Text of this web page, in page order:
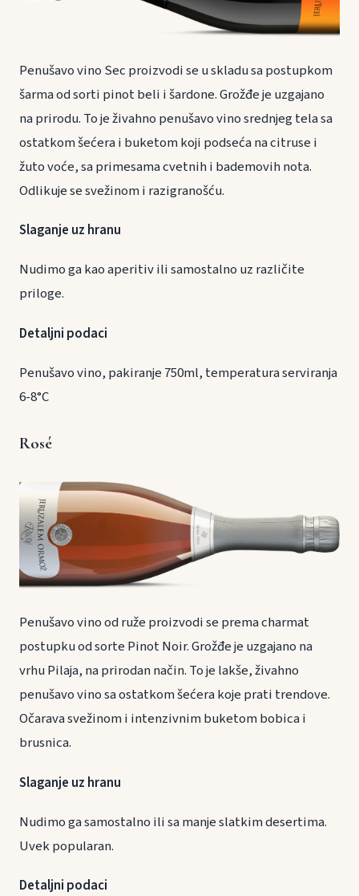
Penušavo vino Sec proizvodi se u skladu sa postupkom
šarma od sorti pinot beli i šardone. Grožđe je uzgajano
na prirodu. To je živahno penušavo vino srednjeg tela sa
ostatkom šećera i buketom koji podseća na citruse i
žuto voće, sa primesama cvetnih i bademovih nota.
Odlikuje se svežinom i razigranošću.
Slaganje uz hranu
Nudimo ga kao aperitiv ili samostalno uz različite
priloge.
Detaljni podaci
Penušavo vino, pakiranje 750ml, temperatura serviranja
6-8°C
Rosé
Penušavo vino od ruže proizvodi se prema charmat
postupku od sorte Pinot Noir. Grožđe je uzgajano na
vrhu Pilaja, na prirodan način. To je lakše, živahno
penušavo vino sa ostatkom šećera koje prati trendove.
Očarava svežinom i intenzivnim buketom bobica i
brusnica.
Slaganje uz hranu
Nudimo ga samostalno ili sa manje slatkim desertima.
Uvek popularan.
Detaljni podaci